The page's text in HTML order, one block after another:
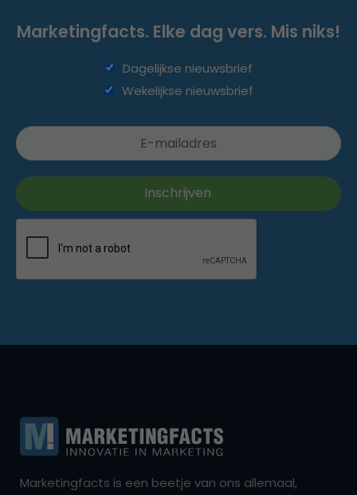
Marketingfacts. Elke dag vers. Mis niks!
Dagelijkse nieuwsbrief
Wekelijkse nieuwsbrief
Marketingfacts is een beetje van ons allemaal,